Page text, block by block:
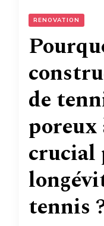
RENOVATION
de
crucial
tennis